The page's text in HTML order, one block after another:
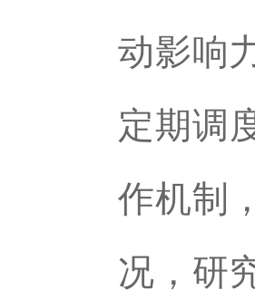
动影响
定期调
作机制
况，研